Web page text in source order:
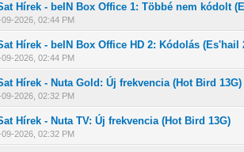
Hírek - beIN Box Office 1: Többé nem kódolt
2026, 02:44 PM
Szavazat - 0 / 5 átlagban
12 345
Hírek - beIN Box Office HD 2: Kódolás (Es'hail
2026, 02:44 PM
Szavazat - 0 / 5 átlagban
12 345
Hírek - Nuta Gold: Új frekvencia (Hot Bird 13G)
2026, 02:32 PM
Szavazat - 0 / 5 átlagban
12345
Hírek - Nuta TV: Új frekvencia (Hot Bird 13G)
2026, 02:32 PM
Szavazat - 0 / 5 átlagban
12345